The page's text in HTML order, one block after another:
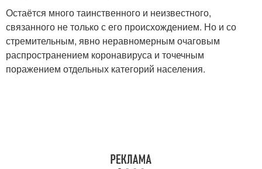
Остаётся много таинственного и неизвестного,
связанного не только с его происхождением. Но и со
стремительным, явно неравномерным очаговым
распространением коронавируса и точечным
поражением отдельных категорий населения.